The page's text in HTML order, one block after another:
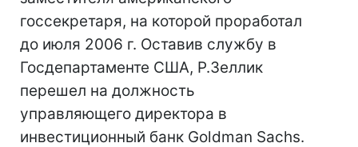
госсекретаря, на которой проработал
до июля 2006 г. Оставив службу в
Госдепартаменте США, Р.Зеллик
перешел на должность
управляющего директора в
инвестиционный банк Goldman Sachs.